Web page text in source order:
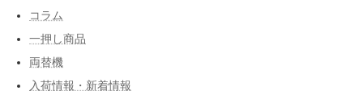
コラム
一押し商品
両替機
入荷情報・新着情報